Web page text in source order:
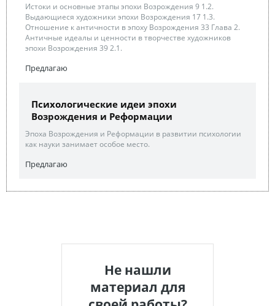
Истоки и основные этапы эпохи Возрождения 9 1.2.
Выдающиеся художники эпохи Возрождения 17 1.3.
Отношение к античности в эпоху Возрождения 33 Глава 2.
Античные идеалы и ценности в творчестве художников
эпохи Возрождения 39 2.1.
Предлагаю
Психологические идеи эпохи
Возрождения и Реформации
Эпоха Возрождения и Реформации в развитии психологии
как науки занимает особое место.
Предлагаю
Не нашли
материал для